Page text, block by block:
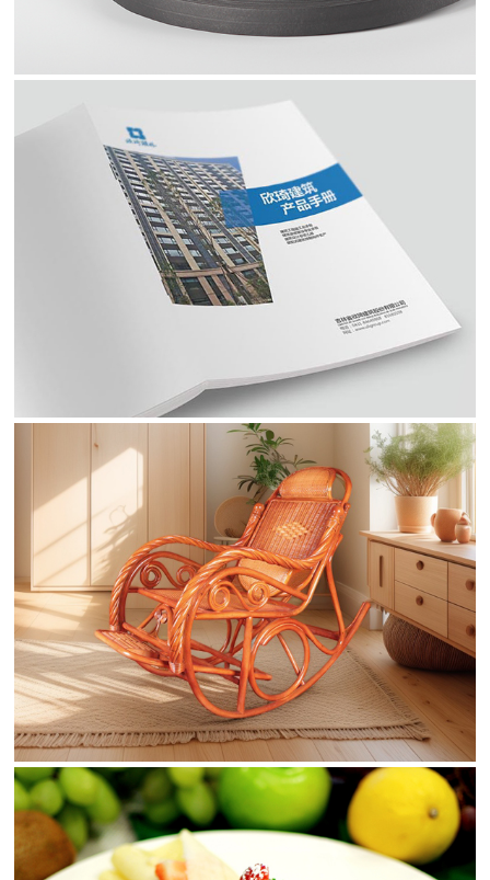
欣琦建筑画册
房屋建筑工程施工总承包贰级资质企业
家具画册
手工藤编工艺厂家产品目录